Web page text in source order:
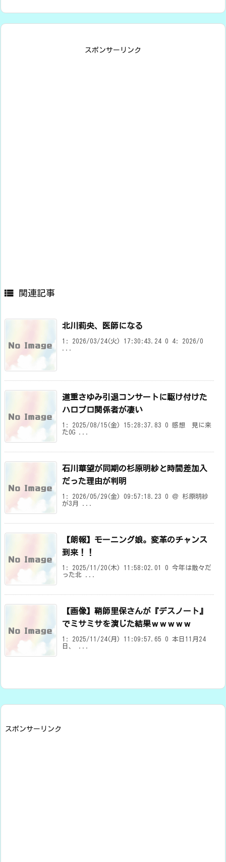
スポンサーリンク
 関連記事
北川莉央、医師になる
1: 2026/03/24(火) 17:30:43.24 0 4: 2026/0
道重さゆみ引退コンサートに駆け付けた
ハロプロ関係者が凄い
1: 2025/08/15(金) 15:28:37.83 0 感想 見に来
たOG ...
石川華望が同期の杉原明紗と時間差加入
だった理由が判明
1: 2026/05/29(金) 09:57:18.23 0 ＠ 杉原明紗
が3月 ...
【朗報】モーニング娘。変革のチャンス
到来！！
1: 2025/11/20(木) 11:58:02.01 0 今年は散々だ
った北 ...
【画像】鞘師里保さんが『デスノート』
でミサミサを演じた結果ｗｗｗｗｗ
1: 2025/11/24(月) 11:09:57.65 0 本日11月24
日、 ...
スポンサーリンク